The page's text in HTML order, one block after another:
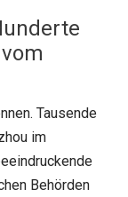
Tausende
im
Behörden